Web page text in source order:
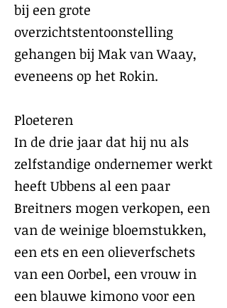
bij een grote
overzichtstentoonstelling
gehangen bij Mak van Waay,
eveneens op het Rokin.
Ploeteren
In de drie jaar dat hij nu als
zelfstandige ondernemer werkt
heeft Ubbens al een paar
Breitners mogen verkopen, een
van de weinige bloemstukken,
een ets en een olieverfschets
van een Oorbel, een vrouw in
een blauwe kimono voor een